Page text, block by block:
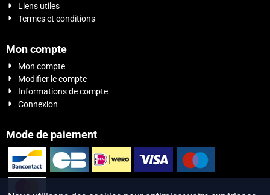
Liens utiles
Termes et conditions
Mon compte
Mon compte
Modifier le compte
Informations de compte
Connexion
Mode de paiement